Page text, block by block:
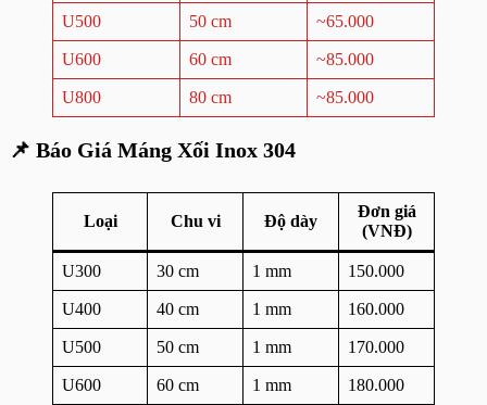
U500 50 cm ~65.000
U600 60 cm ~85.000
U800 80 cm ~85.000
📌 Báo Giá Máng Xối Inox 304
Loại Chu vi Độ dày
Đơn giá
(VNĐ)
U300 30 cm 1 mm 150.000
U400 40 cm 1 mm 160.000
U500 50 cm 1 mm 170.000
U600 60 cm 1 mm 180.000